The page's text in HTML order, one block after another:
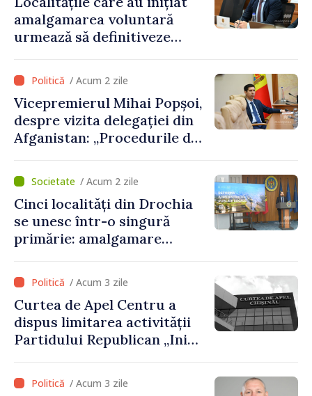
amalgamarea voluntară
urmează să definitiveze
parcursul lunii august
/ Acum 2 zile
Vicepremierul Mihai Popșoi,
despre vizita delegației din
Afganistan: „Procedurile de
respectate întocmai. Nu s-
au constatat încălcări ale
prevederilor legale”
/ Acum 2 zile
Cinci localități din Drochia
se unesc într-o singură
primărie: amalgamare
stimulente de peste 28 de
milioane de lei oferite de
Guvern
/ Acum 3 zile
Curtea de Apel Centru a
dispus limitarea activității
Partidului Republican „Inima
/ Acum 3 zile